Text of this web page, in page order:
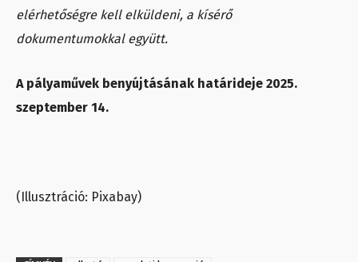
elérhetőségre kell elküldeni, a kísérő
dokumentumokkal együtt.
A pályaművek benyújtásának határideje 2025.
szeptember 14.
(Illusztráció: Pixabay)